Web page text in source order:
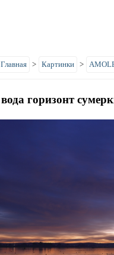
Главная > Картинки >
вода горизонт